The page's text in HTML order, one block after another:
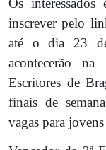
inscrever pelo
até o dia 23
acontecerão
Escritores de
finais de
vagas para